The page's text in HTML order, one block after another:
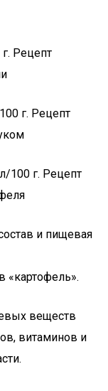
Рецепт
г. Рецепт
100 г. Рецепт
и пищевая
«картофель».
веществ
витаминов и